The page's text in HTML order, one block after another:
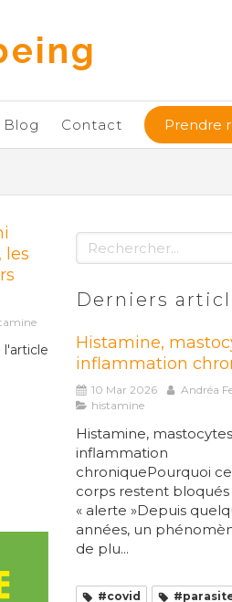
Blog Contact Prendre
les
l'article
Rechercher
Derniers
Histamine,
inflammation
10 Mar 2026
Andréa
histamine
Histamine,
inflammation
chroniquePourquoi
corps restent
« alerte »Depuis
années, un
de plu...
#covid